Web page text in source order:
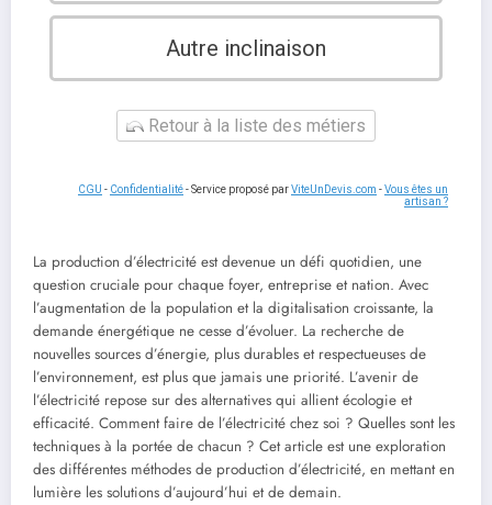
Autre inclinaison
Retour à la liste des métiers
CGU - Confidentialité- Service proposé parViteUnDevis.com -Vous êtes un
artisan ?
La production d’électricité est devenue un défi quotidien, une
question cruciale pour chaque foyer, entreprise et nation. Avec
l’augmentation de la population et la digitalisation croissante, la
demande énergétique ne cesse d’évoluer. La recherche de
nouvelles sources d’énergie, plus durables et respectueuses de
l’environnement, est plus que jamais une priorité. L’avenir de
l’électricité repose sur des alternatives qui allient écologie et
efficacité. Comment faire de l’électricité chez soi ? Quelles sont les
techniques à la portée de chacun ? Cet article est une exploration
des différentes méthodes de production d’électricité, en mettant en
lumière les solutions d’aujourd’hui et de demain.